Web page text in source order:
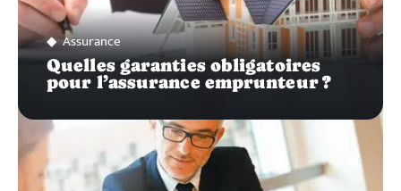
Assurance
Quelles garanties obligatoires
pour l’assurance emprunteur ?